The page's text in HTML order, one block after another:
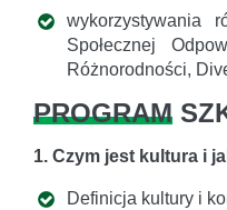
wykorzystywania
Społecznej
Różnorodności,
PROGRAM
1. Czym jest kultura i
Definicja kultury i